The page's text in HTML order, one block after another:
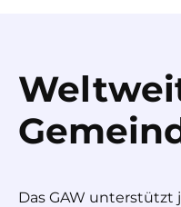
Das GAW unterstützt